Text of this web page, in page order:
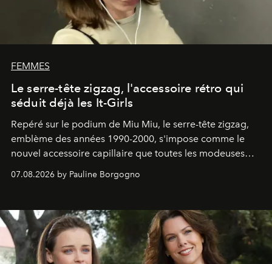
FEMMES
Le serre-tête zigzag, l'accessoire rétro qui
séduit déjà les It-Girls
Repéré sur le podium de Miu Miu, le serre-tête zigzag,
emblème des années 1990-2000, s'impose comme le
nouvel accessoire capillaire que toutes les modeuses
s'arrachent déjà.
07.08.2026 by Pauline Borgogno